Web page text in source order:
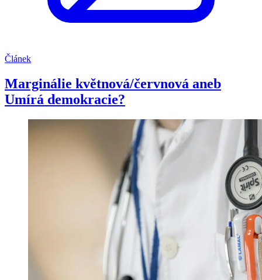
Článek
Marginálie květnová/červnová aneb
Umírá demokracie?